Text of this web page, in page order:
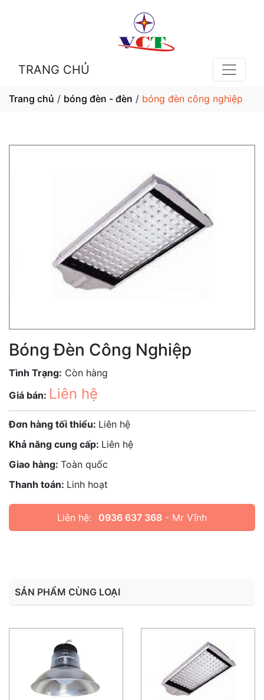
TRANG CHỦ
Trang chủ / bóng đèn - đèn / bóng đèn công nghiệp
Bóng Đèn Công Nghiệp
Tình Trạng: Còn hàng
Giá bán: Liên hệ
Đơn hàng tối thiểu: Liên hệ
Khả năng cung cấp: Liên hệ
Giao hàng: Toàn quốc
Thanh toán: Linh hoạt
Liên hệ: 0936 637 368 - Mr Vĩnh
SẢN PHẨM CÙNG LOẠI